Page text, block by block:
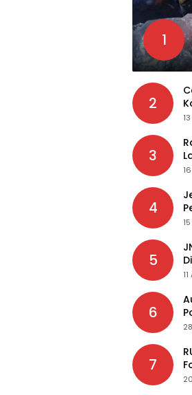
1
2
3
4
5
6
7